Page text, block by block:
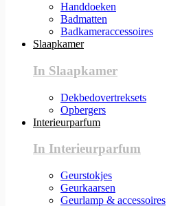
Handdoeken
Badmatten
Badkameraccessoires
Slaapkamer
In Slaapkamer
Dekbedovertreksets
Opbergers
Interieurparfum
In Interieurparfum
Geurstokjes
Geurkaarsen
Geurlamp & accessoires